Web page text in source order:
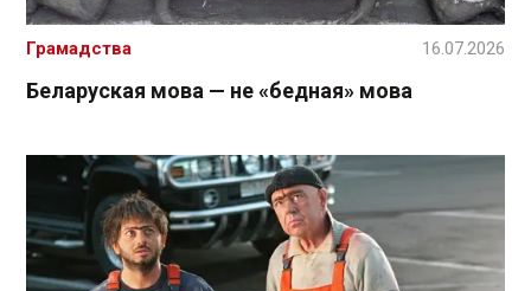
Беларуская мова — не «бедная» мова
Грамадства 16.07.2026